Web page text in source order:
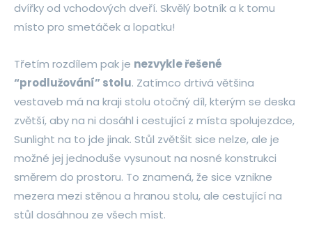
dvířky od vchodových dveří. Skvělý botník a k tomu
místo pro smetáček a lopatku!
Třetím rozdílem pak je nezvykle řešené
“prodlužování” stolu. Zatímco drtivá většina
vestaveb má na kraji stolu otočný díl, kterým se deska
zvětší, aby na ni dosáhl i cestující z místa spolujezdce,
Sunlight na to jde jinak. Stůl zvětšit sice nelze, ale je
možné jej jednoduše vysunout na nosné konstrukci
směrem do prostoru. To znamená, že sice vznikne
mezera mezi stěnou a hranou stolu, ale cestující na
stůl dosáhnou ze všech míst.